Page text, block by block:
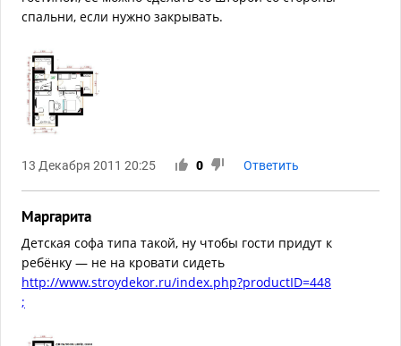
спальни, если нужно закрывать.
13 Декабря 2011 20:25 0 Ответить
Маргарита
Детская софа типа такой, ну чтобы гости придут к
ребёнку — не на кровати сидеть
http://www.stroydekor.ru/index.php?productID=448
;